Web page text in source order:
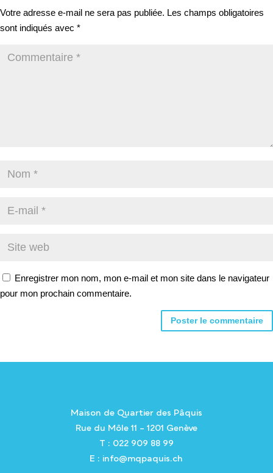
Votre adresse e-mail ne sera pas publiée. Les champs obligatoires
sont indiqués avec *
Enregistrer mon nom, mon e-mail et mon site dans le navigateur
pour mon prochain commentaire.
Maison de Quartier des Pâquis
Rue du Môle 11 – 1201 Genève
T : 022 909 88 99
E : info@mqpaquis.ch